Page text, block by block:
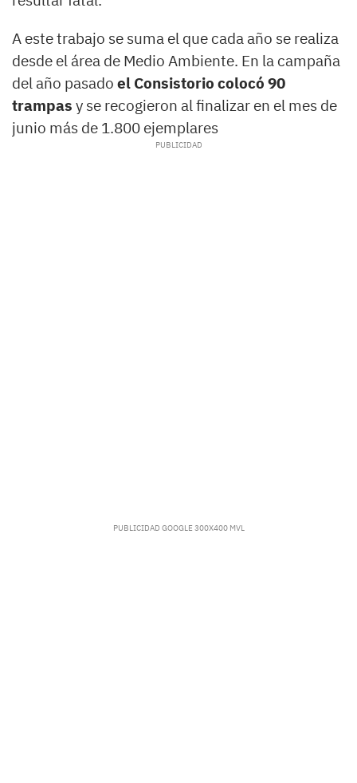
A este trabajo se suma el que cada año se realiza
desde el área de Medio Ambiente. En la campaña
del año pasado el Consistorio colocó 90
trampas y se recogieron al finalizar en el mes de
junio más de 1.800 ejemplares